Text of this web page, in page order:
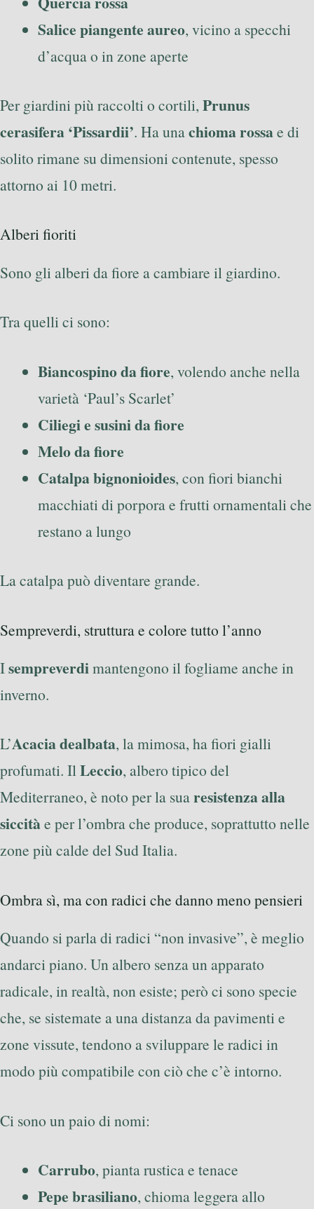
Salice piangente aureo, vicino a specchi
d’acqua o in zone aperte
Per giardini più raccolti o cortili, Prunus
cerasifera ‘Pissardii’. Ha unachioma rossae di
solito rimane su dimensioni contenute, spesso
attorno ai 10 metri.
Alberi fioriti
Sono gli alberi da fiore a cambiare il giardino.
Tra quelli ci sono:
Biancospino da fiore, volendo anche nella
varietà ‘Paul’s Scarlet’
Ciliegi e susini da fiore
Melo da fiore
Catalpa bignonioides, con fiori bianchi
macchiati di porpora e frutti ornamentali che
restano a lungo
La catalpa può diventare grande.
Sempreverdi, struttura e colore tutto l’anno
Isempreverdimantengono il fogliame anche in
inverno.
L’Acacia dealbata, la mimosa, ha fiori gialli
profumati. IlLeccio, albero tipico del
Mediterraneo, è noto per la suaresistenza alla
siccitàe per l’ombra che produce, soprattutto nelle
zone più calde del Sud Italia.
Ombra sì, ma con radici che danno meno pensieri
Quando si parla di radici “non invasive”, è meglio
andarci piano. Un albero senza un apparato
radicale, in realtà, non esiste; però ci sono specie
che, se sistemate a una distanza da pavimenti e
zone vissute, tendono a sviluppare le radici in
modo più compatibile con ciò che c’è intorno.
Ci sono un paio di nomi:
Carrubo, pianta rustica e tenace
Pepe brasiliano, chioma leggera allo